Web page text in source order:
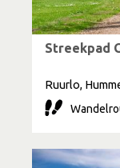
Streekpad